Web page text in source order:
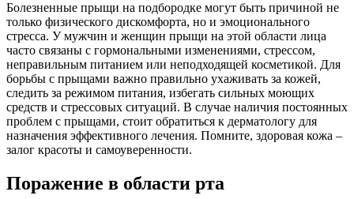
Болезненные прыщи на подбородке могут быть причиной не
только физического дискомфорта, но и эмоционального
стресса. У мужчин и женщин прыщи на этой области лица
часто связаны с гормональными изменениями, стрессом,
неправильным питанием или неподходящей косметикой. Для
борьбы с прыщами важно правильно ухаживать за кожей,
следить за режимом питания, избегать сильных моющих
средств и стрессовых ситуаций. В случае наличия постоянных
проблем с прыщами, стоит обратиться к дерматологу для
назначения эффективного лечения. Помните, здоровая кожа –
залог красоты и самоуверенности.
Поражение в области рта